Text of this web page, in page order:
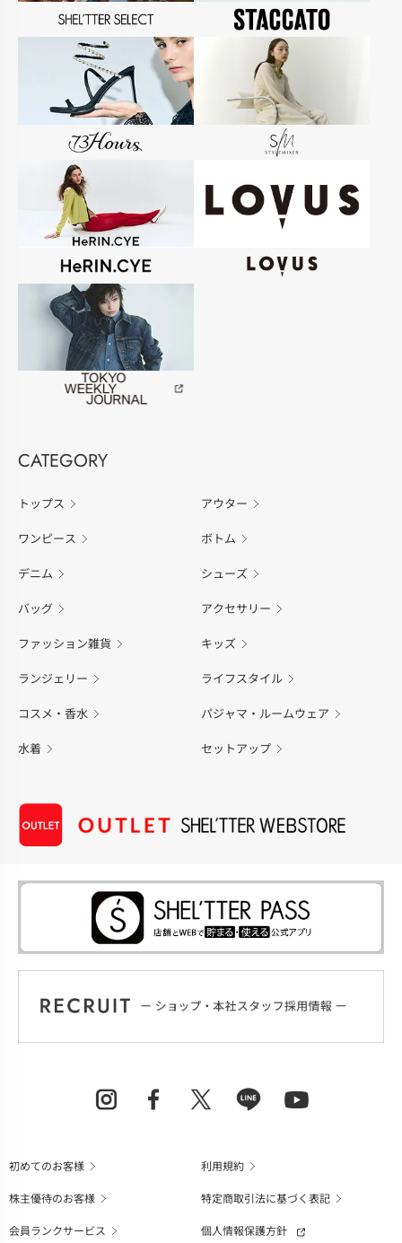
CATEGORY
トップス アウター
ワンピース ボトム
デニム シューズ
バッグ アクセサリー
ファッション雑貨 キッズ
ランジェリー ライフスタイル
コスメ・香水 パジャマ・ルームウェア
水着 セットアップ
初めてのお客様
利用規約
株主優待のお客様
特定商取引法に基づく表記
会員ランクサービス
個人情報保護方針